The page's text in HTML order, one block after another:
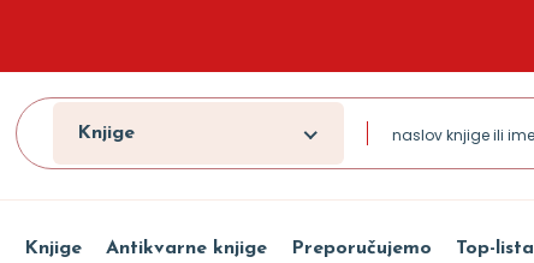
Knjige
Knjige Antikvarne knjige Preporučujemo Top-lista